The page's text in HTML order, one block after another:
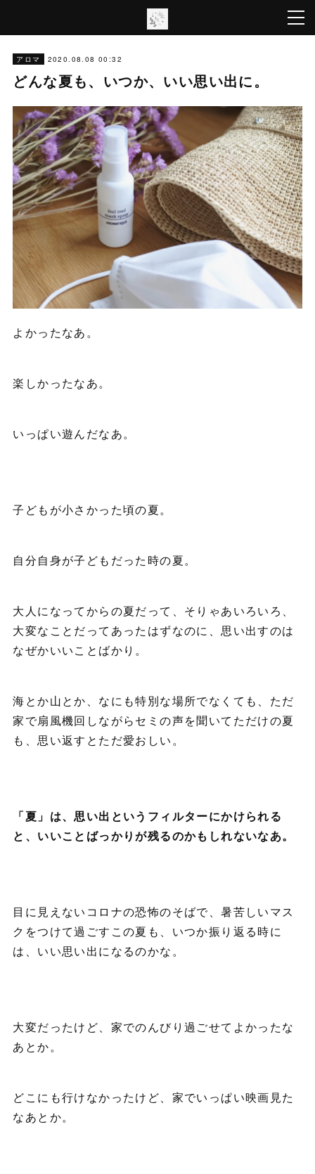
アロマ 2020.08.08 00:32
どんな夏も、いつか、いい思い出に。
よかったなあ。
楽しかったなあ。
いっぱい遊んだなあ。
子どもが小さかった頃の夏。
自分自身が子どもだった時の夏。
大人になってからの夏だって、そりゃあいろいろ、
大変なことだってあったはずなのに、思い出すのは
なぜかいいことばかり。
海とか山とか、なにも特別な場所でなくても、ただ
家で扇風機回しながらセミの声を聞いてただけの夏
も、思い返すとただ愛おしい。
「夏」は、思い出というフィルターにかけられる
と、いいことばっかりが残るのかもしれないなあ。
目に見えないコロナの恐怖のそばで、暑苦しいマス
クをつけて過ごすこの夏も、いつか振り返る時に
は、いい思い出になるのかな。
大変だったけど、家でのんびり過ごせてよかったな
あとか。
どこにも行けなかったけど、家でいっぱい映画見た
なあとか。